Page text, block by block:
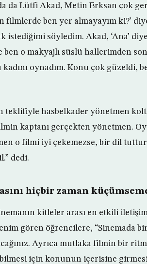
da Lütfi Akad, Metin Erksan çok
filmlerde ben yer almayayım ki?’
istediğimi söyledim. Akad, ‘Ana’
ben o makyajlı süslü hallerimden
oynadım. Konu çok güzeldi,
teklifiyle hasbelkader yönetmen
kaptanı gerçekten yönetmen.
o filmi iyi çekemezse, bir dil
dedi.
hiçbir zaman
kitleler arası en etkili
gören öğrencilere, “Sinemada
Ayrıca mutlaka filmin bir
için konunun içerisine